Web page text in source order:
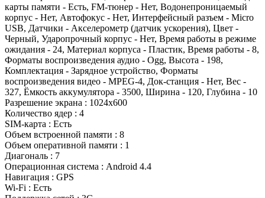
карты памяти - Есть, FM-тюнер - Нет, Водонепроницаемый
корпус - Нет, Автофокус - Нет, Интерфейсный разъем - Micro
USB, Датчики - Акселерометр (датчик ускорения), Цвет -
Черный, Ударопрочный корпус - Нет, Время работы в режиме
ожидания - 24, Материал корпуса - Пластик, Время работы - 8,
Форматы воспроизведения аудио - Ogg, Высота - 198,
Комплектация - Зарядное устройство, Форматы
воспроизведения видео - MPEG-4, Док-станция - Нет, Вес -
327, Ёмкость аккумулятора - 3500, Ширина - 120, Глубина - 10
Разрешение экрана : 1024x600
Количество ядер : 4
SIM-карта : Есть
Объем встроенной памяти : 8
Объем оперативной памяти : 1
Диагональ : 7
Операционная система : Android 4.4
Навигация : GPS
Wi-Fi : Есть